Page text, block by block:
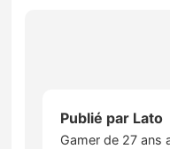
Publié par Lato
Gamer de 27 ans